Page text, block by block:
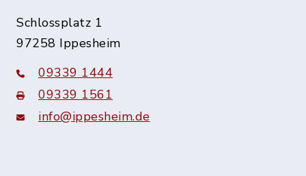
Schlossplatz 1
97258 Ippesheim
09339 1444
09339 1561
info@ippesheim.de